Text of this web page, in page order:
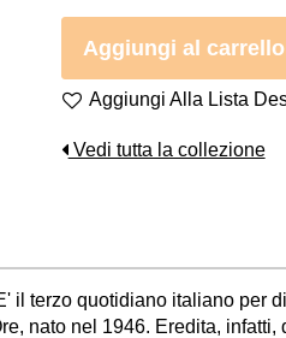
Aggiungi al carrello
Aggiungi Alla Lista
Vedi tutta la collezione
il terzo quotidiano italiano
nato nel 1946. Eredita,